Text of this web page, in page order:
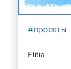
#проекты
Elitia